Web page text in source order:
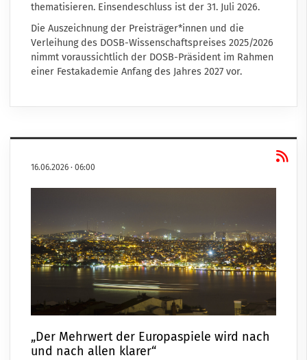
thematisieren. Einsendeschluss ist der 31. Juli 2026.
Die Auszeichnung der Preisträger*innen und die
Verleihung des DOSB-Wissenschaftspreises 2025/2026
nimmt voraussichtlich der DOSB-Präsident im Rahmen
einer Festakademie Anfang des Jahres 2027 vor.
16.06.2026 · 06:00
„Der Mehrwert der Europaspiele wird nach
und nach allen klarer“